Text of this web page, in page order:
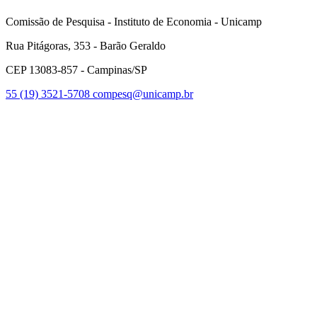
Comissão de Pesquisa - Instituto de Economia - Unicamp
Rua Pitágoras, 353 - Barão Geraldo
CEP 13083-857 - Campinas/SP
55 (19) 3521-5708 compesq@unicamp.br